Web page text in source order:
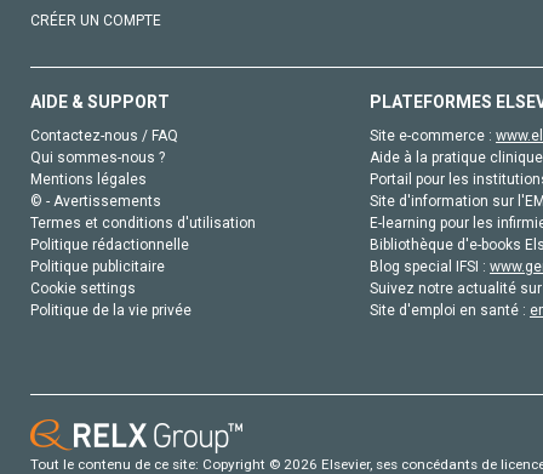
CRÉER UN COMPTE
AIDE & SUPPORT
Contactez-nous / FAQ
Qui sommes-nous ?
Mentions légales
© - Avertissements
Termes et conditions d'utilisation
Politique rédactionnelle
Politique publicitaire
Cookie settings
Politique de la vie privée
PLATEFORMES
Site e-commerce :
Aide à la pratique
Portail pour les
Site d'information sur
E-learning pour les
Bibliothèque d'e-books
Blog special IFSI :
Suivez notre actualité
Site d'emploi en santé :
Tout le contenu de ce site: Copyright © 2026 Elsevier, ses concédants de